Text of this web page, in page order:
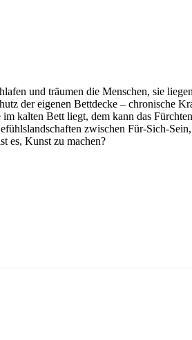
und träumen die Menschen, sie
der eigenen Bettdecke – chronische
kalten Bett liegt, dem kann das
zwischen Für-Sich-
es, Kunst zu machen?